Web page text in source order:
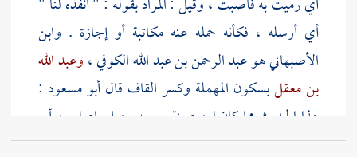
أي أرسله ، فكأنه حمله عنه مكاتبة أو إجازة . وابن
الأصبهاني هو عبد الرحمن بن عبد الله الكوفي،وعبد الله
بن معقلبسكون المهملة وكسر القاف قالأبو مسعود :
هذا الحديث مما كان ابن عيينة سمعه من إسماعيل بن أبي
خالدعنالشعبيعنعبد الله بن معقل، ثم أخذه عاليا